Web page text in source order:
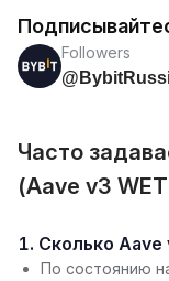
Followers
Часто
(Aave v3
1. Сколько
По состоянию